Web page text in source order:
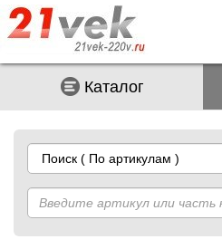
Каталог
Поиск ( По артикулам )